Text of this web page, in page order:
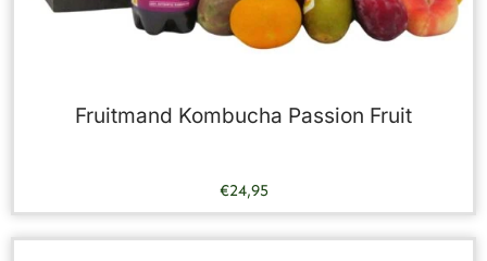
Fruitmand Kombucha Passion Fruit
€24,95